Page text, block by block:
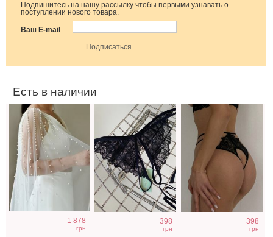
Подпишитесь на нашу рассылку чтобы первыми узнавать о
поступлении нового товара.
Ваш E-mail
Есть в наличии
Нарядная
накидка на руки
к платьям
1 878
грн
Красивые
цвета с
открытым
398
грн
Кружевные
398
грн
Слитный
женский
купальник для
Свадебное
Длинное
свадебное белое